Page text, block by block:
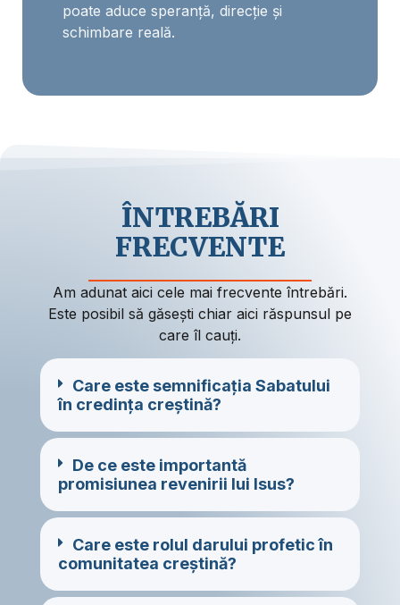
poate aduce speranță, direcție și
schimbare reală.
ÎNTREBĂRI
FRECVENTE
Am adunat aici cele mai frecvente întrebări.
Este posibil să găsești chiar aici răspunsul pe
care îl cauți.
Care este semnificația Sabatului
în credința creștină?
De ce este importantă
promisiunea revenirii lui Isus?
Care este rolul darului profetic în
comunitatea creștină?